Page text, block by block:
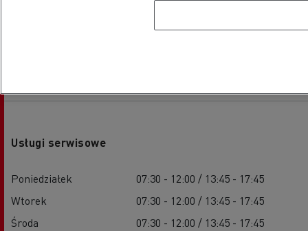
Usługi serwisowe
Poniedziałek
07:30 - 12:00 / 13:45 - 17:45
Wtorek
07:30 - 12:00 / 13:45 - 17:45
Środa
07:30 - 12:00 / 13:45 - 17:45